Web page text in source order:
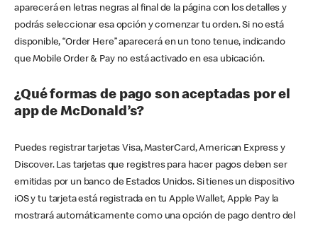
aparecerá en letras negras al final de la página con los detalles y
podrás seleccionar esa opción y comenzar tu orden. Si no está
disponible, “Order Here” aparecerá en un tono tenue, indicando
que Mobile Order & Pay no está activado en esa ubicación.
¿Qué formas de pago son aceptadas por el
app de McDonald’s?
Puedes registrar tarjetas Visa, MasterCard, American Express y
Discover. Las tarjetas que registres para hacer pagos deben ser
emitidas por un banco de Estados Unidos. Si tienes un dispositivo
iOS y tu tarjeta está registrada en tu Apple Wallet, Apple Pay la
mostrará automáticamente como una opción de pago dentro del